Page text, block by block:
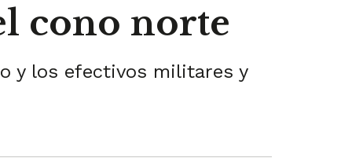
cono norte
y los efectivos militares y